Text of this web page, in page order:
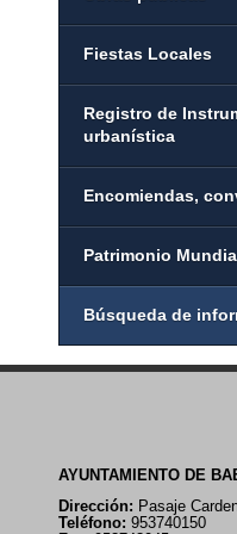
Fiestas Locales
Registro de
urbanística
Encomiendas,
Patrimonio
Búsqueda de
AYUNTAMIENTO DE
Dirección: Pasaje
Teléfono: 953740150